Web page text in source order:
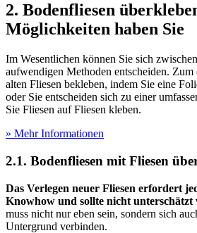
2. Bodenfliesen
Möglichkeiten haben Sie
Im Wesentlichen können Sie sich
aufwendigen Methoden entscheiden. Zum
alten Fliesen bekleben, indem Sie eine
oder Sie entscheiden sich zu einer
Sie Fliesen auf Fliesen kleben.
» Mehr Informationen
2.1. Bodenfliesen mit Fliesen
Das Verlegen neuer Fliesen erfordert
Knowhow und sollte nicht unterschätzt
muss nicht nur eben sein, sondern sich
Untergrund verbinden.